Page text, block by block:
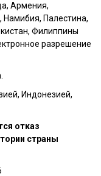
Армения,
Намибия, Палестина,
Филиппины
разрешение
Индонезией,
отказ
страны